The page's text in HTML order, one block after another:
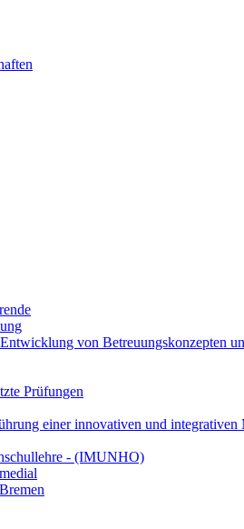
von Betreuungskonzepten
Prüfungen
einer innovativen und
- (IMUNHO)